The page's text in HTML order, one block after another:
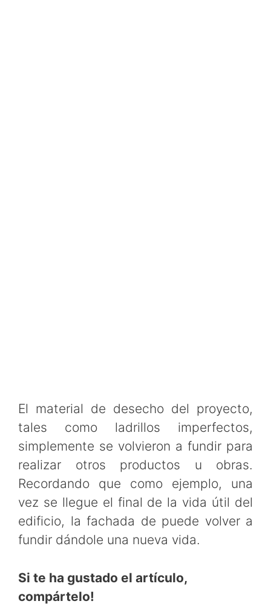
El material de desecho del proyecto,
tales como ladrillos imperfectos,
simplemente se volvieron a fundir para
realizar otros productos u obras.
Recordando que como ejemplo, una
vez se llegue el final de la vida útil del
edificio, la fachada de puede volver a
fundir dándole una nueva vida.
Si te ha gustado el artículo,
compártelo!